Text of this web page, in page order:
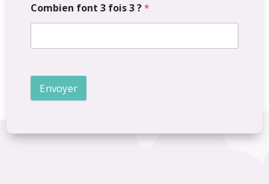
Superficie terrain
m²
Combien font 3 fois 3 ?*
Envoyer